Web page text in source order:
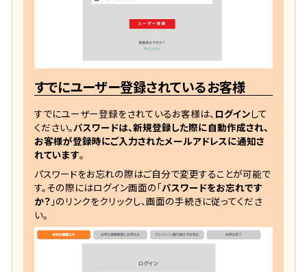
すでにユーザー登録されているお客様
すでにユーザー登録をされているお客様は、 ログインして
ください。パスワードは、新規登録した際に自動作成され、
お客様が登録時にご入力されたメールアドレスに通知さ
れています。
パスワードをお忘れの際はご自分で変更することが可能で
す。その際にはログイン画面の「パスワードをお忘れです
か？ 」のリンクをクリックし、画面の手続きに従ってくださ
い。